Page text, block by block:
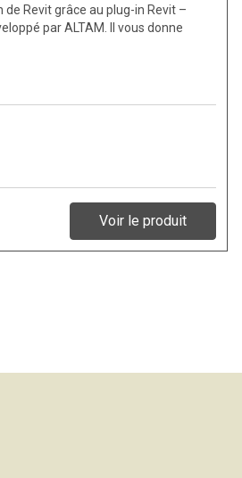
Revit grâce au plug-in Revit –
par ALTAM. Il vous donne
Voir le produit